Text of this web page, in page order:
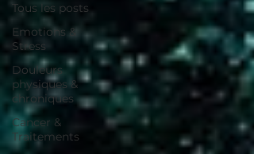
Tous les posts
Emotions &
Stress
Douleurs
physiques &
chroniques
Cancer &
Traitements